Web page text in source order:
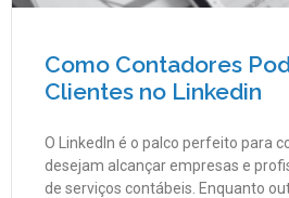
Como Contadores
Clientes no Linkedin
O LinkedIn é o palco perfeito para
desejam alcançar empresas e
de serviços contábeis. Enquanto